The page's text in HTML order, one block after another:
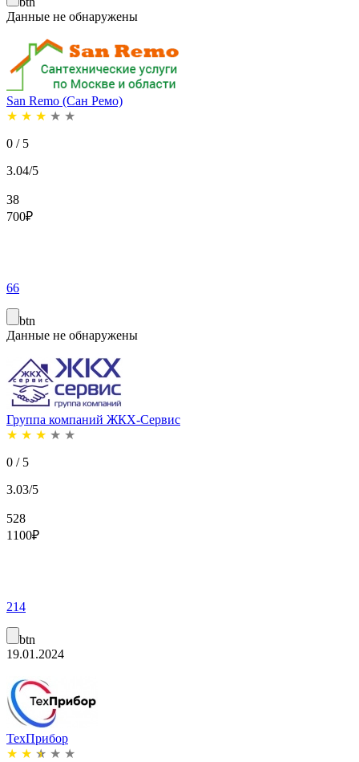
Данные не обнаружены
San Remo (Сан Ремо)
★ ★ ★ ★ ★
0 / 5
3.04/5
38
700₽
66
btn
Данные не обнаружены
Группа компаний ЖКХ-Сервис
★ ★ ★ ★ ★
0 / 5
3.03/5
528
1100₽
214
btn
19.01.2024
ТехПрибор
★ ★ ★ ★ ★